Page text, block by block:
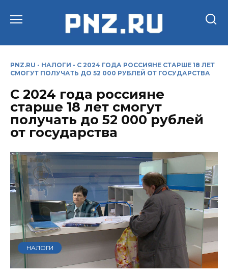
PNZ.RU - НАЛОГИ - С 2024 ГОДА РОССИЯНЕ СТАРШЕ 18 ЛЕТ
СМОГУТ ПОЛУЧАТЬ ДО 52 000 РУБЛЕЙ ОТ ГОСУДАРСТВА
С 2024 года россияне
старше 18 лет смогут
получать до 52 000 рублей
от государства
НАЛОГИ